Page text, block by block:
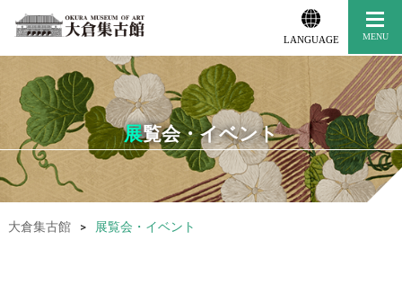
LANGUAGE
展覧会・イベント
大倉集古館 > 展覧会・イベント